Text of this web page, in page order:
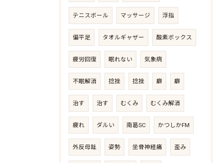
テニスボール マッサージ 浮指
偏平足 タオルギャザー 酸素ボックス
疲労回復 眠れない 気象病
不眠解消 捻挫 捻挫 癖 癖
治す 治す むくみ むくみ解消
疲れ ダルい 南葛SC かつしかFM
外反母趾 姿勢 坐骨神経痛 歪み